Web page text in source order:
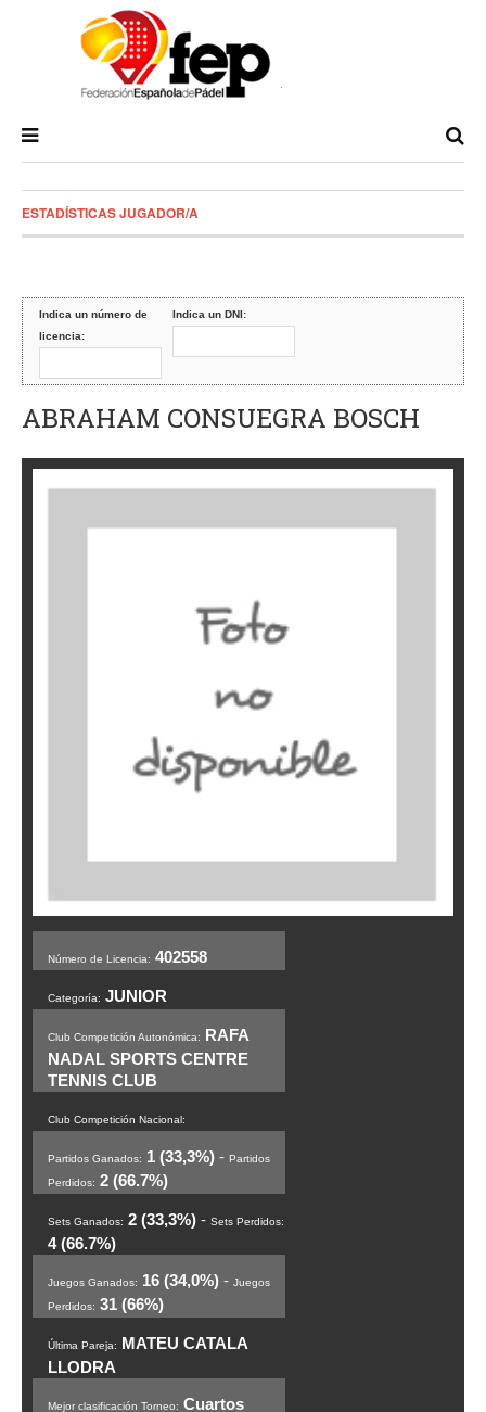
ESTADÍSTICAS JUGADOR/A
Indica un número de
licencia:
Indica un DNI:
ABRAHAM CONSUEGRA BOSCH
Número de Licencia: 402558
Categoría: JUNIOR
Club Competición Autonómica: RAFA
NADAL SPORTS CENTRE
TENNIS CLUB
Club Competición Nacional:
Partidos Ganados: 1 (33,3%) - Partidos
Perdidos: 2 (66.7%)
Sets Ganados: 2 (33,3%) - Sets Perdidos:
4 (66.7%)
Juegos Ganados: 16 (34,0%) - Juegos
Perdidos: 31 (66%)
Última Pareja: MATEU CATALA
LLODRA
Mejor clasificación Torneo: Cuartos